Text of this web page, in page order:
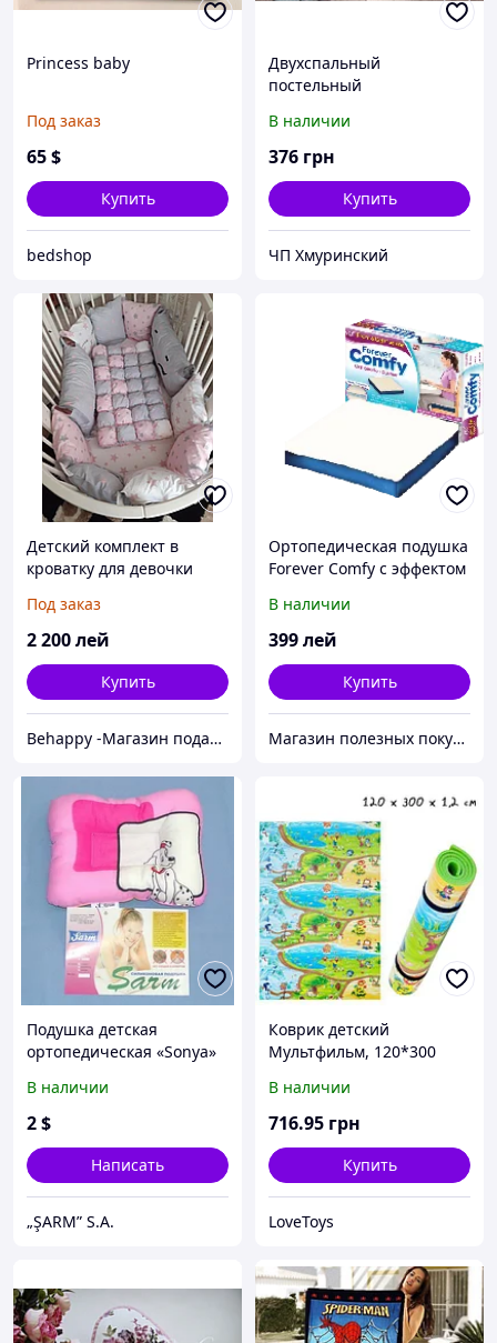
Princess baby
Под заказ
65$
Купить
bedshop
Двухспальный
постельный
разные рисунки)
В наличии
376 грн
Купить
ЧП Хмуринский
Детский комплект в
кроватку для девочки
Под заказ
2 200лей
Купить
Behappy -Магазин подарков ручной работы
Ортопедическая подушка
Forever Comfy с эффектом
В наличии
399лей
Купить
Магазин полезных покупок "Goodbuy"
Подушка детская
ортопедическая «Sonya»
В наличии
2$
Написать
„ŞARM” S.A.
Коврик детский
Мультфильм, 120*300
В наличии
716.95 грн
Купить
LoveToys